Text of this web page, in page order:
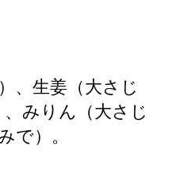
、生姜（大さじ
みりん（大さじ
で）。